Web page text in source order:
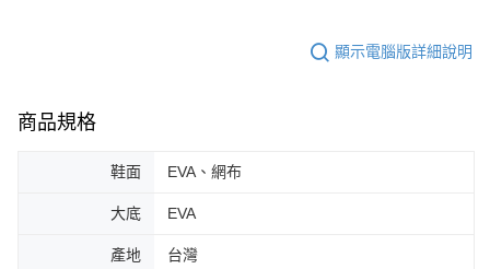
顯示電腦版詳細說明
商品規格
鞋面 EVA、網布
大底 EVA
產地 台灣